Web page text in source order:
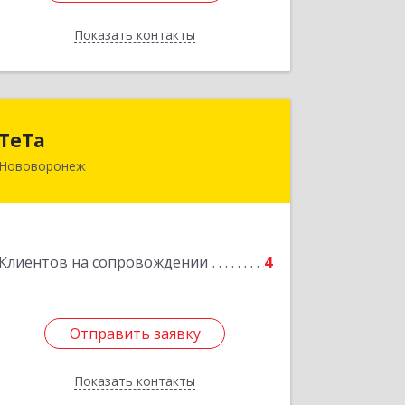
Показать контакты
Назад
ТеТа
Нововоронеж
Клиентов на сопровождении 4
Отправить заявку
Показать контакты
396 073, Нововоронеж г, а/я, дом № 30
Отправить заявку
Назад